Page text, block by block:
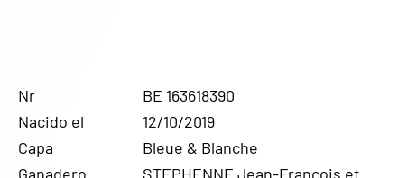
Nr
BE 163618390
Nacido el
12/10/2019
Capa
Bleue & Blanche
Ganadero
STEPHENNE Jean-François et